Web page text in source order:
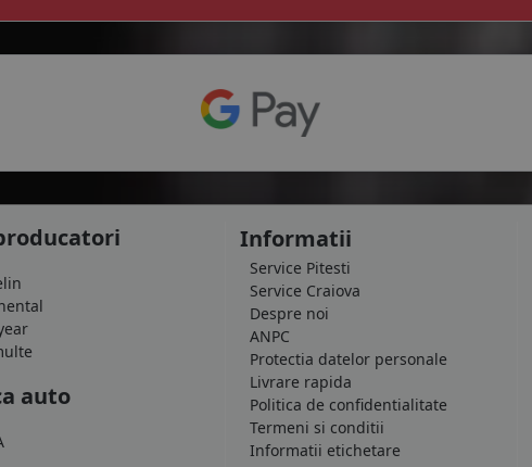
auto
Informatii
Service Pitesti
Service Craiova
Despre noi
ANPC
Protectia datelor personale
Livrare rapida
Politica de confidentialitate
Termeni si conditii
Informatii etichetare